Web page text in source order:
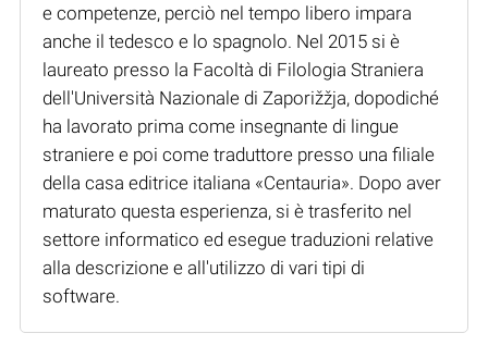
e competenze, perciò nel tempo libero impara
anche il tedesco e lo spagnolo. Nel 2015 si è
laureato presso la Facoltà di Filologia Straniera
dell'Università Nazionale di Zaporižžja, dopodiché
ha lavorato prima come insegnante di lingue
straniere e poi come traduttore presso una filiale
della casa editrice italiana «Centauria». Dopo aver
maturato questa esperienza, si è trasferito nel
settore informatico ed esegue traduzioni relative
alla descrizione e all'utilizzo di vari tipi di
software.